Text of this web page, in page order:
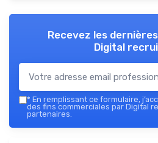
Recevez les
Digital
* En remplissant ce formulaire,
des fins commerciales par Digital
partenaires.